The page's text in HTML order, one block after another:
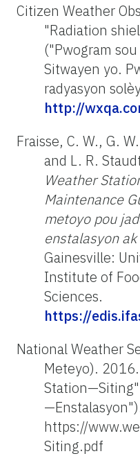
Citizen Weather
"Radiation
("Pwogram
Sitwayen yo.
radyasyon
http://
Fraisse, C. W., G.
and L. R.
Weather
Maintenance
metoyo pou
enstalasyon
Gainesville:
Institute of
Sciences.
https://
National Weather
Meteyo).
https://
Siting.pdf